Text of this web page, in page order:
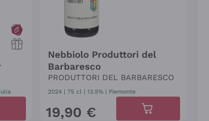
Nebbiolo Produttori del
Barbaresco
PRODUTTORI DEL BARBARESCO
2024| 75 cl | 13.5% Piemonte
19,90 €